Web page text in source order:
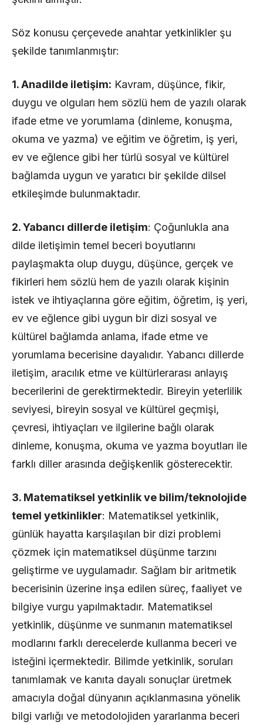
Söz konusu çerçevede anahtar yetkinlikler şu
şekilde tanımlanmıştır:
1. Anadilde iletişim: Kavram, düşünce, fikir,
duygu ve olguları hem sözlü hem de yazılı olarak
ifade etme ve yorumlama (dinleme, konuşma,
okuma ve yazma) ve eğitim ve öğretim, iş yeri,
ev ve eğlence gibi her türlü sosyal ve kültürel
bağlamda uygun ve yaratıcı bir şekilde dilsel
etkileşimde bulunmaktadır.
2. Yabancı dillerde iletişim: Çoğunlukla ana
dilde iletişimin temel beceri boyutlarını
paylaşmakta olup duygu, düşünce, gerçek ve
fikirleri hem sözlü hem de yazılı olarak kişinin
istek ve ihtiyaçlarına göre eğitim, öğretim, iş yeri,
ev ve eğlence gibi uygun bir dizi sosyal ve
kültürel bağlamda anlama, ifade etme ve
yorumlama becerisine dayalıdır. Yabancı dillerde
iletişim, aracılık etme ve kültürlerarası anlayış
becerilerini de gerektirmektedir. Bireyin yeterlilik
seviyesi, bireyin sosyal ve kültürel geçmişi,
çevresi, ihtiyaçları ve ilgilerine bağlı olarak
dinleme, konuşma, okuma ve yazma boyutları ile
farklı diller arasında değişkenlik gösterecektir.
3. Matematiksel yetkinlik ve bilim/teknolojide
temel yetkinlikler: Matematiksel yetkinlik,
günlük hayatta karşılaşılan bir dizi problemi
çözmek için matematiksel düşünme tarzını
geliştirme ve uygulamadır. Sağlam bir aritmetik
becerisinin üzerine inşa edilen süreç, faaliyet ve
bilgiye vurgu yapılmaktadır. Matematiksel
yetkinlik, düşünme ve sunmanın matematiksel
modlarını farklı derecelerde kullanma beceri ve
isteğini içermektedir. Bilimde yetkinlik, soruları
tanımlamak ve kanıta dayalı sonuçlar üretmek
amacıyla doğal dünyanın açıklanmasına yönelik
bilgi varlığı ve metodolojiden yararlanma beceri